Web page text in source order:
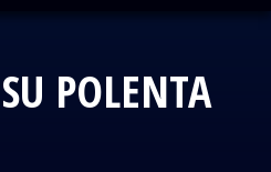
POLENTA